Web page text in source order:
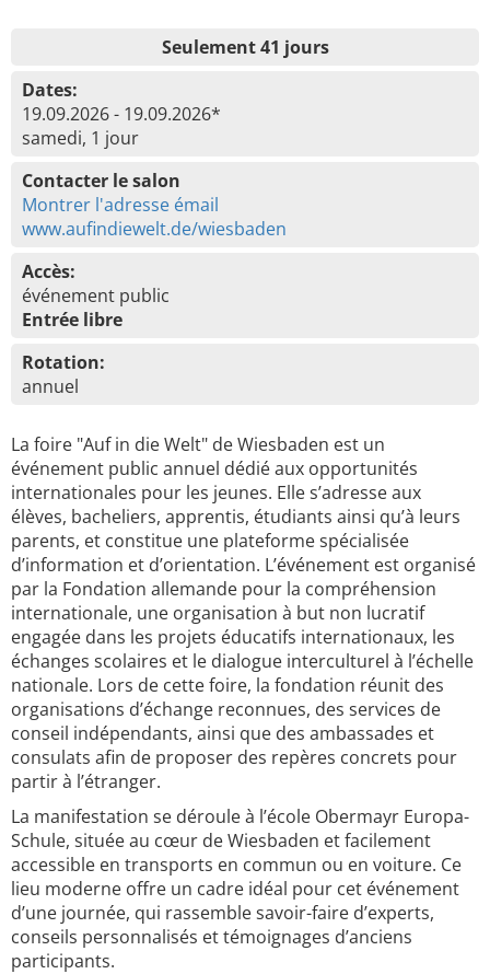
Seulement 41 jours
Dates:
19.09.2026 - 19.09.2026*
samedi, 1 jour
Contacter le salon
Montrer l'adresse émail
www.aufindiewelt.de/wiesbaden
Accès:
événement public
Entrée libre
Rotation:
annuel
La foire "Auf in die Welt" de Wiesbaden est un
événement public annuel dédié aux opportunités
internationales pour les jeunes. Elle s’adresse aux
élèves, bacheliers, apprentis, étudiants ainsi qu’à leurs
parents, et constitue une plateforme spécialisée
d’information et d’orientation. L’événement est organisé
par la Fondation allemande pour la compréhension
internationale, une organisation à but non lucratif
engagée dans les projets éducatifs internationaux, les
échanges scolaires et le dialogue interculturel à l’échelle
nationale. Lors de cette foire, la fondation réunit des
organisations d’échange reconnues, des services de
conseil indépendants, ainsi que des ambassades et
consulats afin de proposer des repères concrets pour
partir à l’étranger.
La manifestation se déroule à l’école Obermayr Europa-
Schule, située au cœur de Wiesbaden et facilement
accessible en transports en commun ou en voiture. Ce
lieu moderne offre un cadre idéal pour cet événement
d’une journée, qui rassemble savoir-faire d’experts,
conseils personnalisés et témoignages d’anciens
participants.